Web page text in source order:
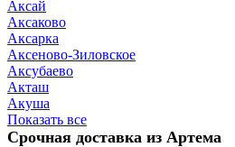
Аксай
Аксаково
Аксарка
Аксеново-Зиловское
Аксубаево
Акташ
Акуша
Показать все
Срочная доставка из Артема